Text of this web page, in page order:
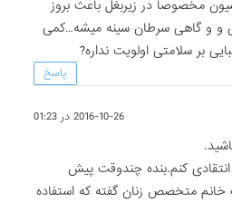
مخصوصا در زیربغل باعث بروز
و و گاهی سرطان سینه میشه…کمی
بر سلامتی اولویت نداره?
پاسخ
2016-10-26 در 01:23
کنم.بنده چندوقت پیش
متخصص زنان گفته که استفاده